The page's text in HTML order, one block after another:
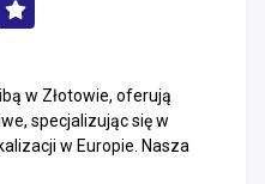
w Złotowie, oferują
specjalizując się w
w Europie. Nasza